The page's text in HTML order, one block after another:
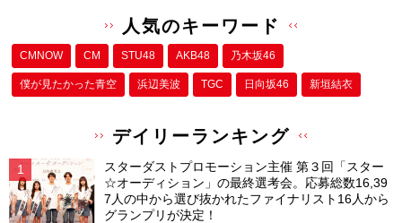
人気のキーワード
CMNOW CM STU48 AKB48 乃木坂46
僕が⾒たかった⻘空 浜辺美波 TGC 日向坂46 新垣結衣
デイリーランキング
スターダストプロモーション主催 第３回「スター
☆オーディション」の最終選考会。応募総数16,39
7人の中から選び抜かれたファイナリスト16人から
グランプリが決定！